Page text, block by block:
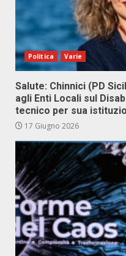
Politica Varie
Salute: Chinnici (PD
agli Enti Locali sul
tecnico per sua
17 Giugno 2026